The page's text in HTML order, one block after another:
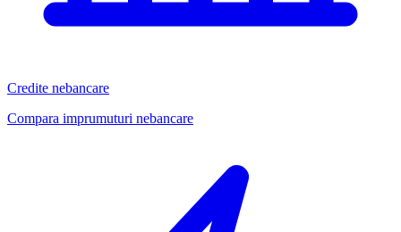
Credite nebancare
Compara imprumuturi nebancare